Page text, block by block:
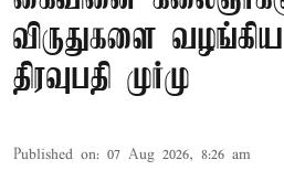
விருதுகளை
திரவுபதி முர்மு
Published on: 07 Aug 2026, 8:26 am